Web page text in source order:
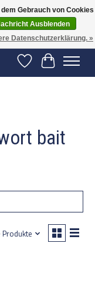
2-5 werkdagen
Wunschzettel
Ihr
bait
Gebrauch von Cookies
Ausblenden
Datenschutzerklärung. »